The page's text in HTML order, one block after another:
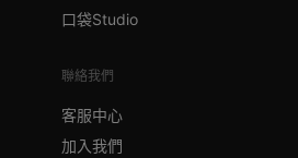
口袋Studio
聯絡我們
客服中心
加入我們